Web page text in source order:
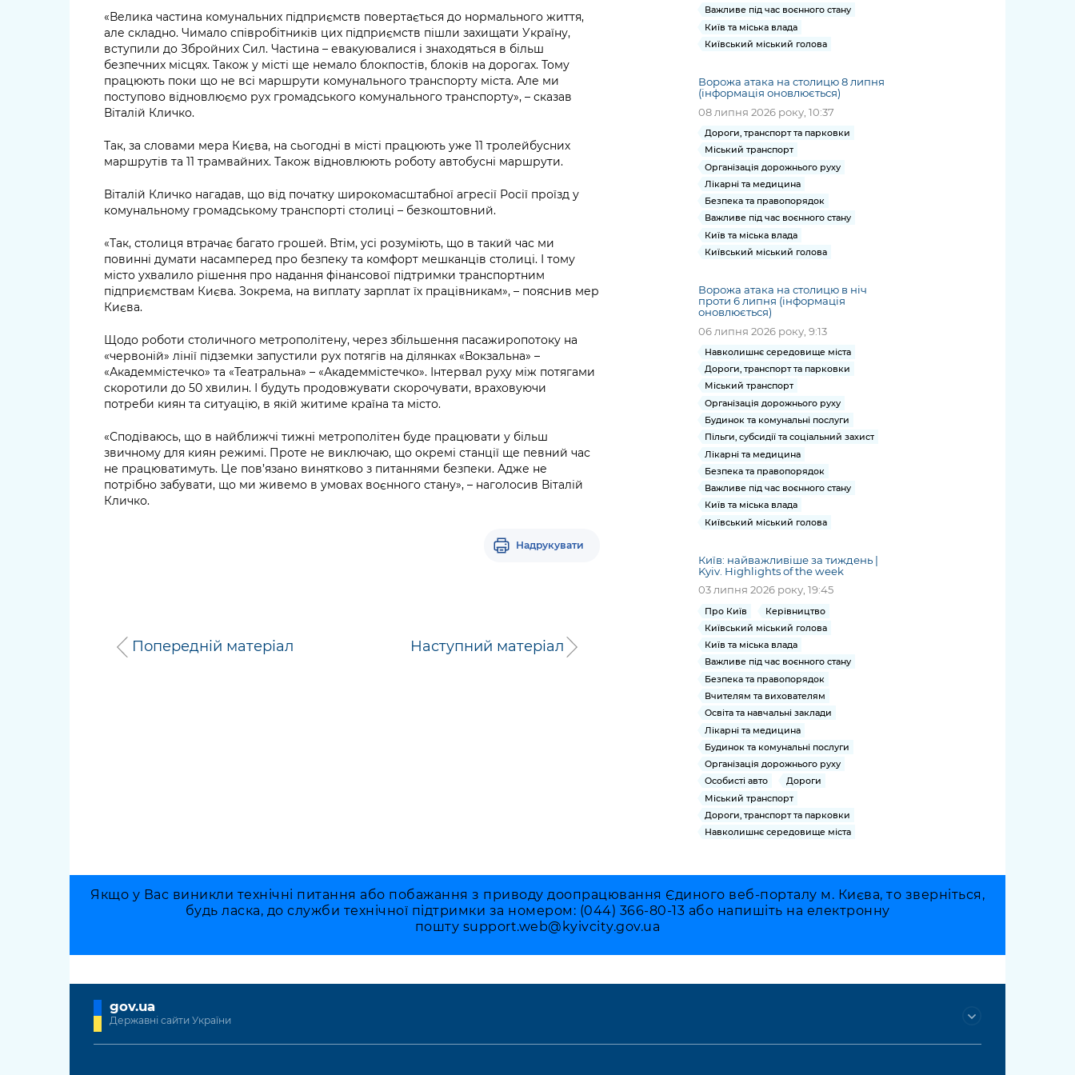
«Велика частина комунальних підприємств повертається до нормального життя,
але складно. Чимало співробітників цих підприємств пішли захищати Україну,
вступили до Збройних Сил. Частина – евакуювалися і знаходяться в більш
безпечних місцях. Також у місті ще немало блокпостів, блоків на дорогах. Тому
працюють поки що не всі маршрути комунального транспорту міста. Але ми
поступово відновлюємо рух громадського комунального транспорту», – сказав
Віталій Кличко.
Так, за словами мера Києва, на сьогодні в місті працюють уже 11 тролейбусних
маршрутів та 11 трамвайних. Також відновлюють роботу автобусні маршрути.
Віталій Кличко нагадав, що від початку широкомасштабної агресії Росії проїзд у
комунальному громадському транспорті столиці – безкоштовний.
«Так, столиця втрачає багато грошей. Втім, усі розуміють, що в такий час ми
повинні думати насамперед про безпеку та комфорт мешканців столиці. І тому
місто ухвалило рішення про надання фінансової підтримки транспортним
підприємствам Києва. Зокрема, на виплату зарплат їх працівникам», – пояснив мер
Києва.
Щодо роботи столичного метрополітену, через збільшення пасажиропотоку на
«червоній» лінії підземки запустили рух потягів на ділянках «Вокзальна» –
«Академмістечко» та «Театральна» – «Академмістечко». Інтервал руху між потягами
скоротили до 50 хвилин. І будуть продовжувати скорочувати, враховуючи
потреби киян та ситуацію, в якій житиме країна та місто.
«Сподіваюсь, що в найближчі тижні метрополітен буде працювати у більш
звичному для киян режимі. Проте не виключаю, що окремі станції ще певний час
не працюватимуть. Це пов’язано винятково з питаннями безпеки. Адже не
потрібно забувати, що ми живемо в умовах воєнного стану», – наголосив Віталій
Кличко.
Надрукувати
Попередній матеріал Наступний матеріал
Важливе під час воєнного стану
Київ та міська влада
Київський міський голова
Ворожа атака на столицю 8 липня
(інформація оновлюється)
08 липня 2026 року, 10:37
Дороги, транспорт та парковки
Міський транспорт
Організація дорожнього руху
Лікарні та медицина
Безпека та правопорядок
Важливе під час воєнного стану
Київ та міська влада
Київський міський голова
Ворожа атака на столицю в ніч
проти 6 липня (інформація
оновлюється)
06 липня 2026 року, 9:13
Навколишнє середовище міста
Дороги, транспорт та парковки
Міський транспорт
Організація дорожнього руху
Будинок та комунальні послуги
Пільги, субсидії та соціальний захист
Лікарні та медицина
Безпека та правопорядок
Важливе під час воєнного стану
Київ та міська влада
Київський міський голова
Київ: найважливіше за тиждень |
Kyiv. Highlights of the week
03 липня 2026 року, 19:45
Про Київ
Керівництво
Київський міський голова
Київ та міська влада
Важливе під час воєнного стану
Безпека та правопорядок
Вчителям та вихователям
Освіта та навчальні заклади
Лікарні та медицина
Будинок та комунальні послуги
Організація дорожнього руху
Особисті авто
Дороги
Міський транспорт
Дороги, транспорт та парковки
Навколишнє середовище міста
Якщо у Вас виникли технічні питання або побажання з приводу доопрацювання Єдиного веб-порталу м. Києва, то зверніться,
будь ласка, до служби технічної підтримки за номером: (044) 366-80-13 або напишіть на електронну
пошту support.web@kyivcity.gov.ua
gov.ua
Державні сайти України